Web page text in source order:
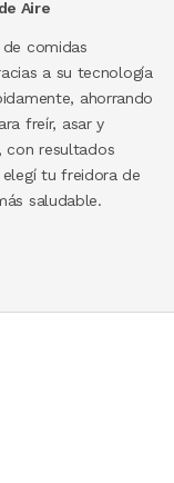
Aire
comidas
a su tecnología
ahorrando
freír, asar y
con resultados
tu freidora de
saludable.